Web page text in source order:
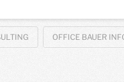
OFFICE BAUER